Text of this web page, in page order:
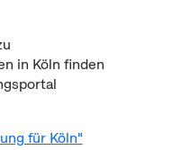
in Köln finden
für Köln"